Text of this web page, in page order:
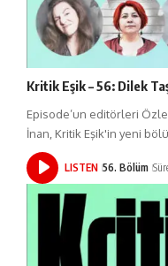
Kritik Eşik – 56: Dilek
Episode’un editörleri
İnan, Kritik Eşik'in yeni
LISTEN 56. Bölüm